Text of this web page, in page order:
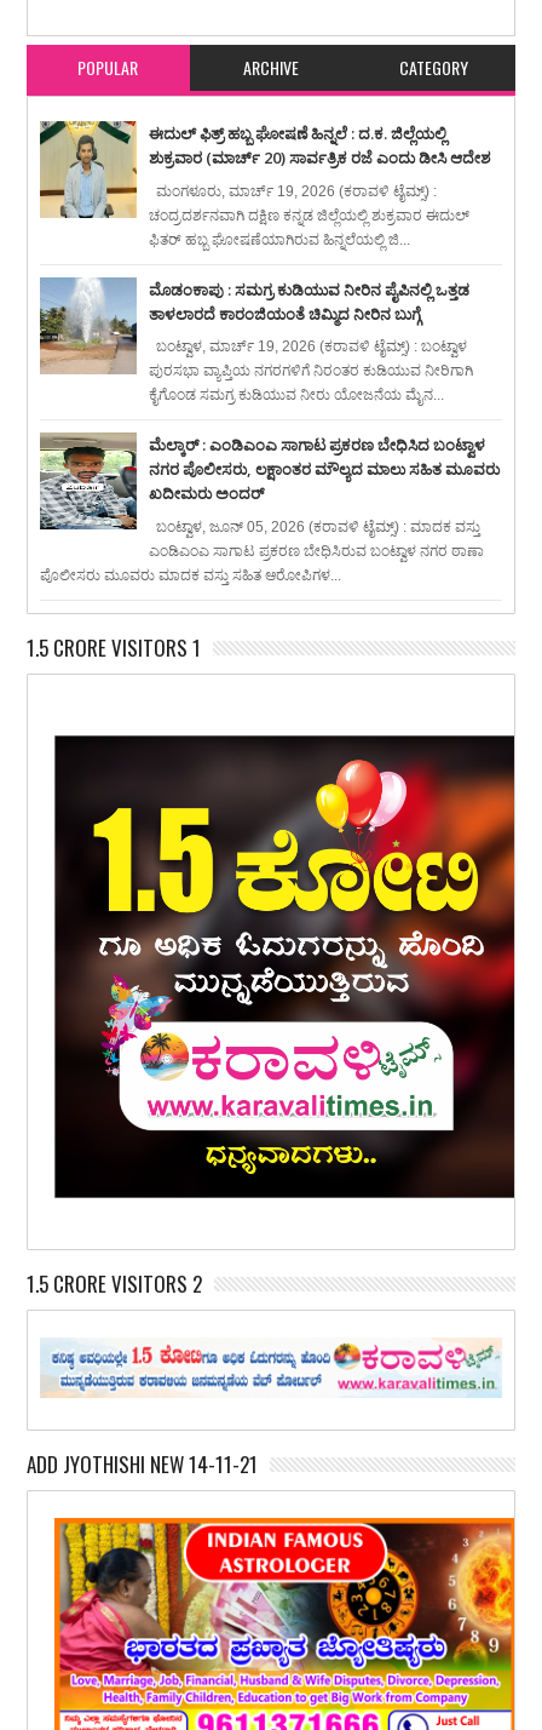
POPULAR ARCHIVE CATEGORY
ಈದುಲ್ ಫಿತ್ರ್ ಹಬ್ಬ ಘೋಷಣೆ ಹಿನ್ನಲೆ : ದ.ಕ. ಜಿಲ್ಲೆಯಲ್ಲಿ
ಶುಕ್ರವಾರ (ಮಾರ್ಚ್ 20) ಸಾರ್ವತ್ರಿಕ ರಜೆ ಎಂದು ಡೀಸಿ ಆದೇಶ
ಮಂಗಳೂರು, ಮಾರ್ಚ್ 19, 2026 (ಕರಾವಳಿ ಟೈಮ್ಸ್) :
ಚಂದ್ರದರ್ಶನವಾಗಿ ದಕ್ಷಿಣ ಕನ್ನಡ ಜಿಲ್ಲೆಯಲ್ಲಿ ಶುಕ್ರವಾರ ಈದುಲ್
ಫಿತರ್ ಹಬ್ಬ ಘೋಷಣೆಯಾಗಿರುವ ಹಿನ್ನಲೆಯಲ್ಲಿ ಜಿ...
ಮೊಡಂಕಾಪು : ಸಮಗ್ರ ಕುಡಿಯುವ ನೀರಿನ ಪೈಪಿನಲ್ಲಿ ಒತ್ತಡ
ತಾಳಲಾರದೆ ಕಾರಂಜಿಯಂತೆ ಚಿಮ್ಮಿದ ನೀರಿನ ಬುಗ್ಗೆ
ಬಂಟ್ವಾಳ, ಮಾರ್ಚ್ 19, 2026 (ಕರಾವಳಿ ಟೈಮ್ಸ್) : ಬಂಟ್ವಾಳ
ಪುರಸಭಾ ವ್ಯಾಪ್ತಿಯ ನಗರಗಳಿಗೆ ನಿರಂತರ ಕುಡಿಯುವ ನೀರಿಗಾಗಿ
ಕೈಗೊಂಡ ಸಮಗ್ರ ಕುಡಿಯುವ ನೀರು ಯೋಜನೆಯ ಮೈನ...
ಮೆಲ್ಕಾರ್ : ಎಂಡಿಎಂಎ ಸಾಗಾಟ ಪ್ರಕರಣ ಬೇಧಿಸಿದ ಬಂಟ್ವಾಳ
ನಗರ ಪೊಲೀಸರು, ಲಕ್ಷಾಂತರ ಮೌಲ್ಯದ ಮಾಲು ಸಹಿತ ಮೂವರು
ಖದೀಮರು ಅಂದರ್
ಬಂಟ್ವಾಳ, ಜೂನ್ 05, 2026 (ಕರಾವಳಿ ಟೈಮ್ಸ್) : ಮಾದಕ ವಸ್ತು
ಎಂಡಿಎಂಎ ಸಾಗಾಟ ಪ್ರಕರಣ ಬೇಧಿಸಿರುವ ಬಂಟ್ವಾಳ ನಗರ ಠಾಣಾ
ಪೊಲೀಸರು ಮೂವರು ಮಾದಕ ವಸ್ತು ಸಹಿತ ಆರೋಪಿಗಳ...
1.5 CRORE VISITORS 1
1.5 CRORE VISITORS 2
ADD JYOTHISHI NEW 14-11-21